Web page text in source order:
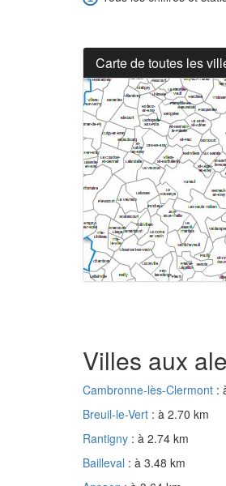
Carte de toutes les
Villes aux
Cambronne-lès-Clermont :
Breuil-le-Vert : à 2.70 km
Rantigny : à 2.74 km
Bailleval : à 3.48 km